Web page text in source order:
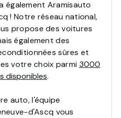
également Aramisauto
! Notre réseau national,
propose des voitures
également des
sûres et
votre choix parmi 3000
disponibles.
auto, l'équipe
d'Ascq vous